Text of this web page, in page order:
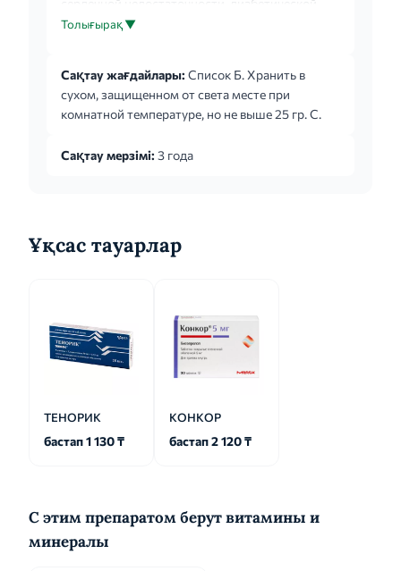
сердечной недостаточности, диабетической
нефропатии начальная доза должна составлять
Толығырақ ▼
Сақтау жағдайлары: Список Б. Хранить в
сухом, защищенном от света месте при
комнатной температуре, но не выше 25 гр. С.
Сақтау мерзімі: 3 года
Ұқсас тауарлар
ТЕНОРИК
бастап 1 130 ₸
КОНКОР
бастап 2 120 ₸
С этим препаратом берут витамины и
минералы